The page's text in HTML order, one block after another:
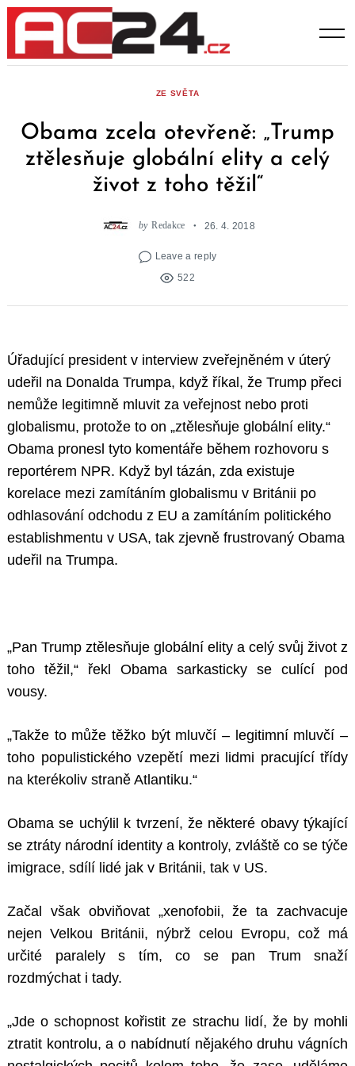
Skip
content
ZE SVĚTA
Obama zcela otevřeně: „Trump
ztělesňuje globální elity a celý
život z toho těžil“
by Redakce 26. 4. 2018
Leave a reply
522
Úřadující president v interview zveřejněném v úterý
udeřil na Donalda Trumpa, když říkal, že Trump přeci
nemůže legitimně mluvit za veřejnost nebo proti
globalismu, protože to on „ztělesňuje globální elity.“
Obama pronesl tyto komentáře během rozhovoru s
reportérem NPR. Když byl tázán, zda existuje
korelace mezi zamítáním globalismu v Británii po
odhlasování odchodu z EU a zamítáním politického
establishmentu v USA, tak zjevně frustrovaný Obama
udeřil na Trumpa.
„Pan Trump ztělesňuje globální elity a celý svůj život z
toho těžil,“ řekl Obama sarkasticky se culící pod
vousy.
„Takže to může těžko být mluvčí – legitimní mluvčí –
toho populistického vzepětí mezi lidmi pracující třídy
na kterékoliv straně Atlantiku.“
Obama se uchýlil k tvrzení, že některé obavy týkající
se ztráty národní identity a kontroly, zvláště co se týče
imigrace, sdílí lidé jak v Británii, tak v US.
Začal však obviňovat „xenofobii, že ta zachvacuje
nejen Velkou Británii, nýbrž celou Evropu, což má
určité paralely s tím, co se pan Trum snaží
rozdmýchat i tady.
„Jde o schopnost kořistit ze strachu lidí, že by mohli
ztratit kontrolu, a o nabídnutí nějakého druhu vágních